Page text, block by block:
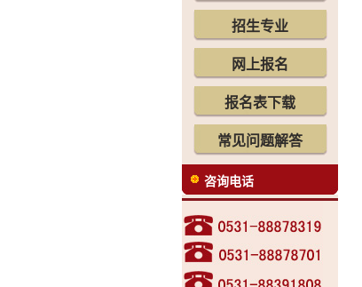
招生专业
网上报名
报名表下载
常见问题解答
咨询电话